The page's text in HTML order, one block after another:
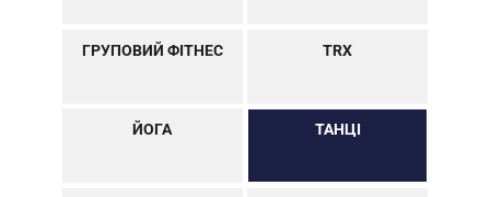
ГРУПОВИЙ ФІТНЕС TRX
ЙОГА ТАНЦІ